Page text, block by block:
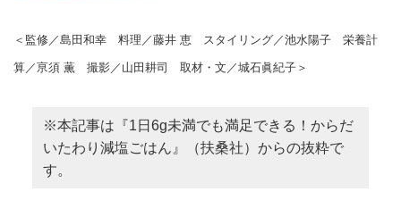
＜監修／島田和幸 料理／藤井 恵 スタイリング／池水陽子 栄養計
算／亰須 薫 撮影／山田耕司 取材・文／城石眞紀子＞
※本記事は『1日6g未満でも満足できる！からだ
いたわり減塩ごはん』（扶桑社）からの抜粋で
す。